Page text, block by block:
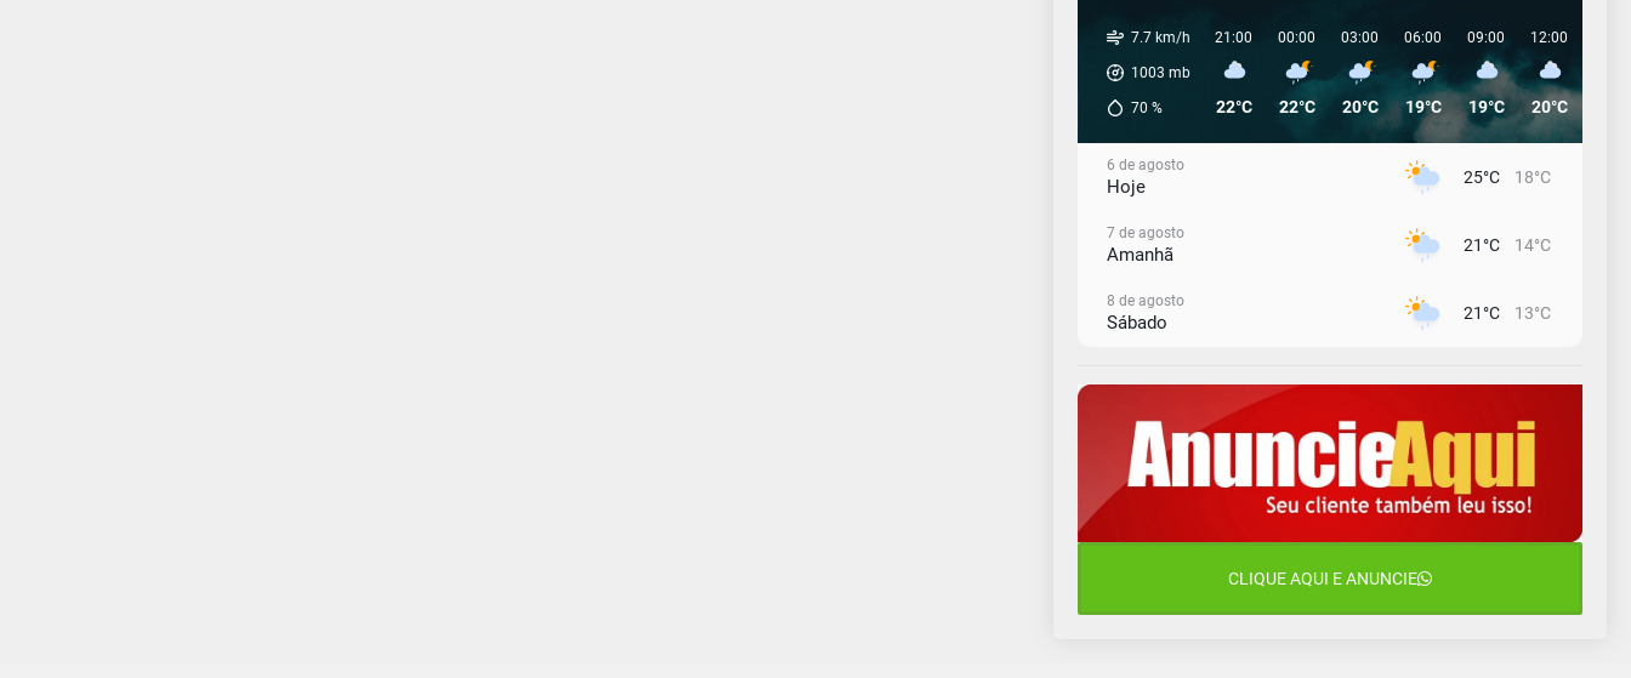
7.7 km/h
1003 mb
70 %
21:00
22°C
00:00
22°C
03:00
20°C
06:00
19°C
09:00
19°C
12:00
20°C
6 de agosto
Hoje 25°C 18°C
7 de agosto
Amanhã 21°C 14°C
8 de agosto
Sábado 21°C 13°C
Domingo 16°C 13°C
10 de agosto
Segunda-Feira
11 de agosto
15°C 10°C
CLIQUE AQUI E ANUNCIE